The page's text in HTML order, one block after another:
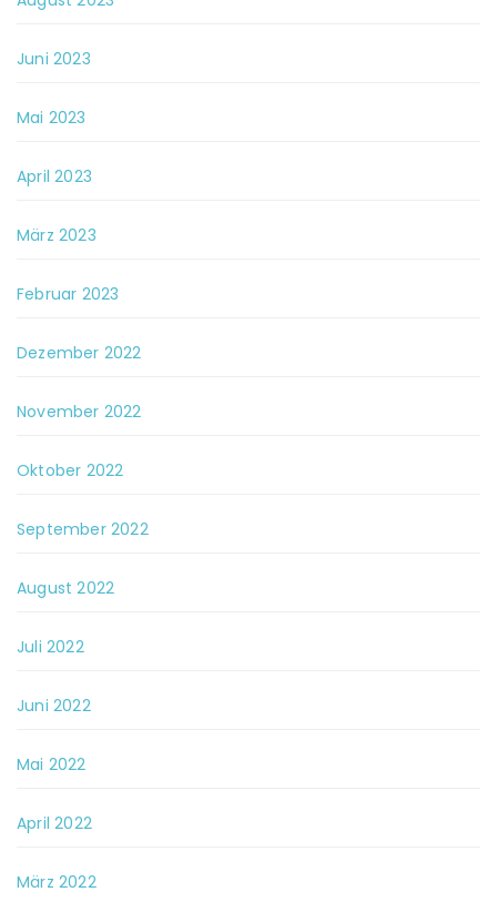
Juni 2023
Mai 2023
April 2023
März 2023
Februar 2023
Dezember 2022
November 2022
Oktober 2022
September 2022
August 2022
Juli 2022
Juni 2022
Mai 2022
April 2022
März 2022